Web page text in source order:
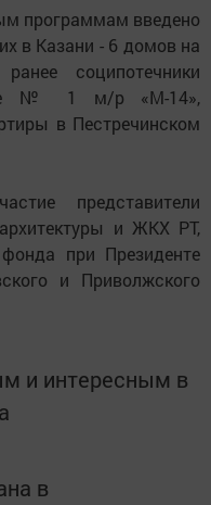
программам введено
в Казани - 6 домов на
соципотечники
№ 1 м/р «М-14»,
в Пестречинском
представители
и ЖКХ РТ,
при Президенте
и Приволжского
и интересным в
в